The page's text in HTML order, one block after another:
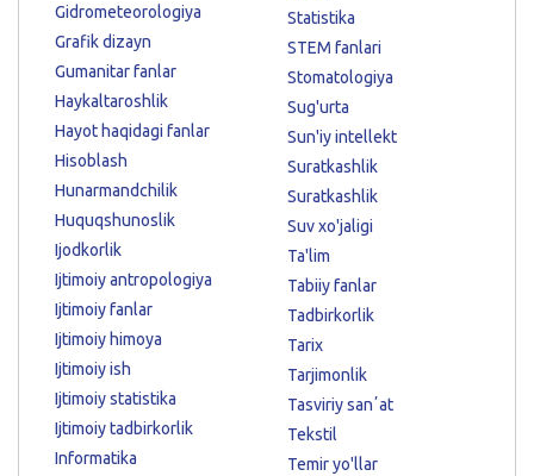
Gidrometeorologiya
Grafik dizayn
Gumanitar fanlar
Haykaltaroshlik
Hayot haqidagi fanlar
Hisoblash
Hunarmandchilik
Huquqshunoslik
Ijodkorlik
Ijtimoiy antropologiya
Ijtimoiy fanlar
Ijtimoiy himoya
Ijtimoiy ish
Ijtimoiy statistika
Ijtimoiy tadbirkorlik
Informatika
Statistika
STEM fanlari
Stomatologiya
Sug'urta
Sun'iy intellekt
Suratkashlik
Suratkashlik
Suv xo'jaligi
Ta'lim
Tabiiy fanlar
Tadbirkorlik
Tarix
Tarjimonlik
Tasviriy sanʼat
Tekstil
Temir yo'llar